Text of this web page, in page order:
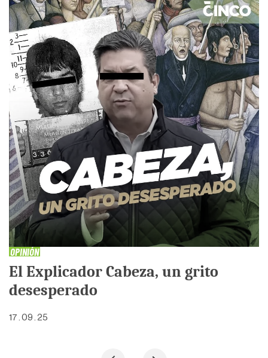
OPINIÓN
El Explicador Cabeza, un grito
desesperado
17 . 09 . 25